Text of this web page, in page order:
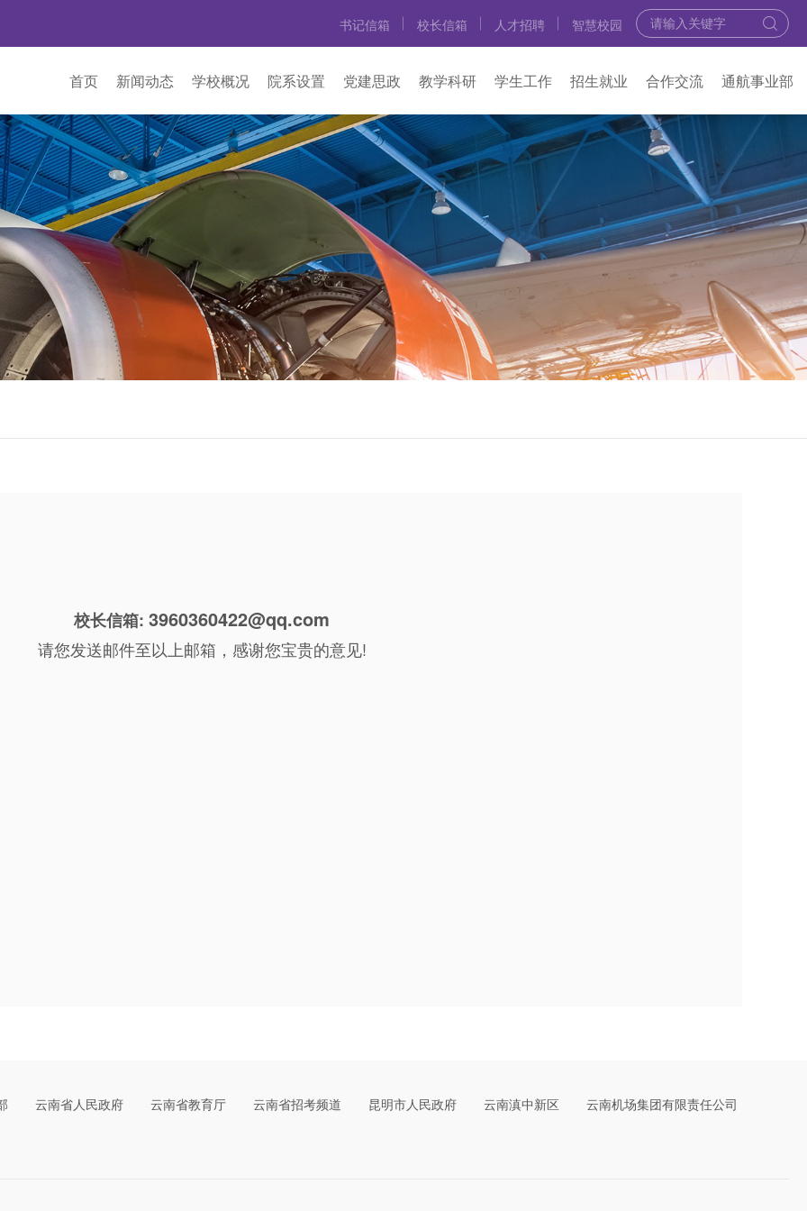
书记信箱 校长信箱 人才招聘 智慧校园
首页 新闻动态 学校概况 院系设置 党建思政 教学科研 学生工作 招生就业 合作交流 通航事业部
校长信箱: 3960360422@qq.com
请您发送邮件至以上邮箱，感谢您宝贵的意见!
云南省人民政府 云南省教育厅 云南省招考频道 昆明市人民政府 云南滇中新区 云南机场集团有限责任公司